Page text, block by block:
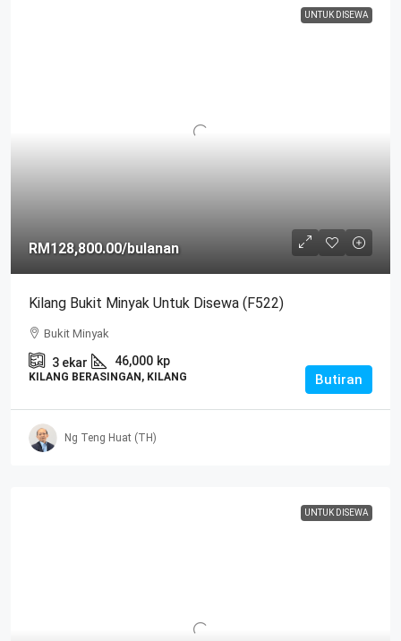
UNTUK DISEWA
RM128,800.00/bulanan
Kilang Bukit Minyak Untuk Disewa (F522)
Bukit Minyak
3 ekar 46,000 kp
KILANG BERASINGAN, KILANG Butiran
Ng Teng Huat (TH)
UNTUK DISEWA